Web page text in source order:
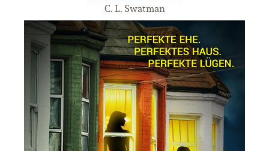
C. L. Swatman